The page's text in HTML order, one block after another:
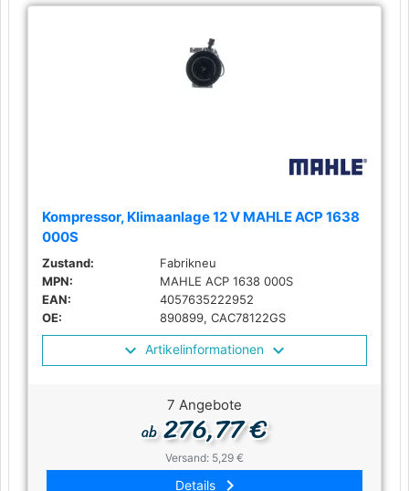
Kompressor, Klimaanlage 12 V MAHLE ACP 1638
000S
Zustand:
Fabrikneu
MPN:
MAHLE ACP 1638 000S
EAN:
4057635222952
OE:
890899, CAC78122GS
Artikelinformationen
7 Angebote
ab276,77 €
Versand: 5,29 €
Details keyboard_arrow_right